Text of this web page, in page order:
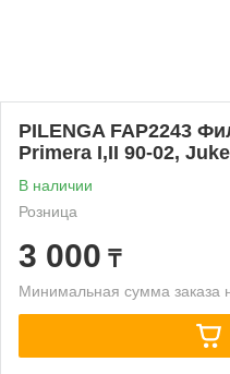
PILENGA FAP2243
Primera I,II 90-02,
В наличии
Розница
3 000 ₸
Минимальная сумма заказа